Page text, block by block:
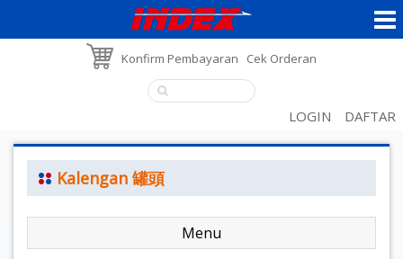
Konfirm Pembayaran Cek Orderan
LOGIN DAFTAR
Kalengan 罐頭
Menu